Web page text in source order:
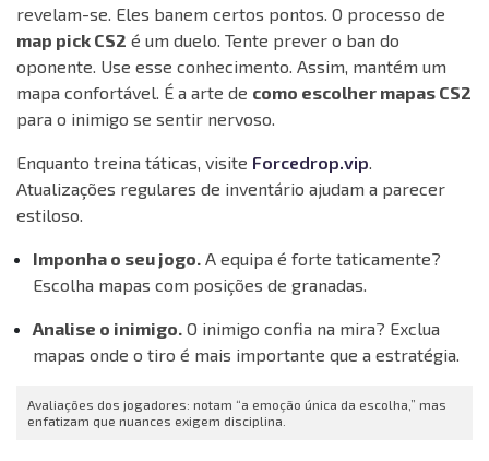
revelam-se. Eles banem certos pontos. O processo de
map pick CS2 é um duelo. Tente prever o ban do
oponente. Use esse conhecimento. Assim, mantém um
mapa confortável. É a arte de como escolher mapas CS2
para o inimigo se sentir nervoso.
Enquanto treina táticas, visite Forcedrop.vip.
Atualizações regulares de inventário ajudam a parecer
estiloso.
Imponha o seu jogo. A equipa é forte taticamente?
Escolha mapas com posições de granadas.
Analise o inimigo. O inimigo confia na mira? Exclua
mapas onde o tiro é mais importante que a estratégia.
Avaliações dos jogadores: notam “a emoção única da escolha,” mas
enfatizam que nuances exigem disciplina.